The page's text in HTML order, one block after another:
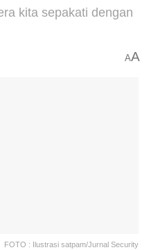
kita sepakati dengan
AA
FOTO : Ilustrasi satpam/Jurnal Security